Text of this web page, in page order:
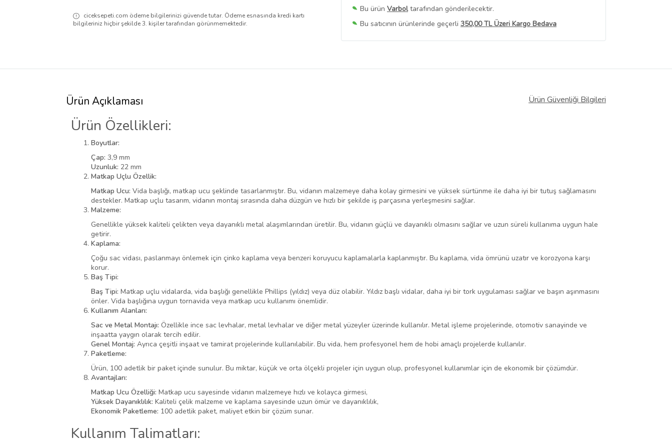
Bu ürün Varboltarafından gönderilecektir.
Bu satıcının ürünlerinde geçerli 350,00 TL Üzeri Kargo Bedava
Bu SatıcınınTüm Ürünlerini Görüntüle
ciceksepeti.com ödeme bilgilerinizi güvende tutar. Ödeme esnasında kredi kartı
bilgileriniz hiçbir şekilde 3. kişiler tarafından görünmemektedir.
Ürün Açıklaması Ürün Güvenliği Bilgileri
Ürün Özellikleri:
Boyutlar:
Çap: 3,9 mm
Uzunluk: 22 mm
Matkap Uçlu Özellik:
Matkap Ucu: Vida başlığı, matkap ucu şeklinde tasarlanmıştır. Bu, vidanın malzemeye daha kolay girmesini ve yüksek sürtünme ile daha iyi bir tutuş sağlamasını
destekler. Matkap uçlu tasarım, vidanın montaj sırasında daha düzgün ve hızlı bir şekilde iş parçasına yerleşmesini sağlar.
Malzeme:
Genellikle yüksek kaliteli çelikten veya dayanıklı metal alaşımlarından üretilir. Bu, vidanın güçlü ve dayanıklı olmasını sağlar ve uzun süreli kullanıma uygun hale
getirir.
Kaplama:
Çoğu sac vidası, paslanmayı önlemek için çinko kaplama veya benzeri koruyucu kaplamalarla kaplanmıştır. Bu kaplama, vida ömrünü uzatır ve korozyona karşı
korur.
Baş Tipi:
Baş Tipi: Matkap uçlu vidalarda, vida başlığı genellikle Phillips (yıldız) veya düz olabilir. Yıldız başlı vidalar, daha iyi bir tork uygulaması sağlar ve başın aşınmasını
önler. Vida başlığına uygun tornavida veya matkap ucu kullanımı önemlidir.
Kullanım Alanları:
Sac ve Metal Montajı: Özellikle ince sac levhalar, metal levhalar ve diğer metal yüzeyler üzerinde kullanılır. Metal işleme projelerinde, otomotiv sanayinde ve
inşaatta yaygın olarak tercih edilir.
Genel Montaj: Ayrıca çeşitli inşaat ve tamirat projelerinde kullanılabilir. Bu vida, hem profesyonel hem de hobi amaçlı projelerde kullanılır.
Paketleme:
Ürün, 100 adetlik bir paket içinde sunulur. Bu miktar, küçük ve orta ölçekli projeler için uygun olup, profesyonel kullanımlar için de ekonomik bir çözümdür.
Avantajları:
Matkap Ucu Özelliği: Matkap ucu sayesinde vidanın malzemeye hızlı ve kolayca girmesi,
Yüksek Dayanıklılık: Kaliteli çelik malzeme ve kaplama sayesinde uzun ömür ve dayanıklılık,
Ekonomik Paketleme: 100 adetlik paket, maliyet etkin bir çözüm sunar.
Kullanım Talimatları: